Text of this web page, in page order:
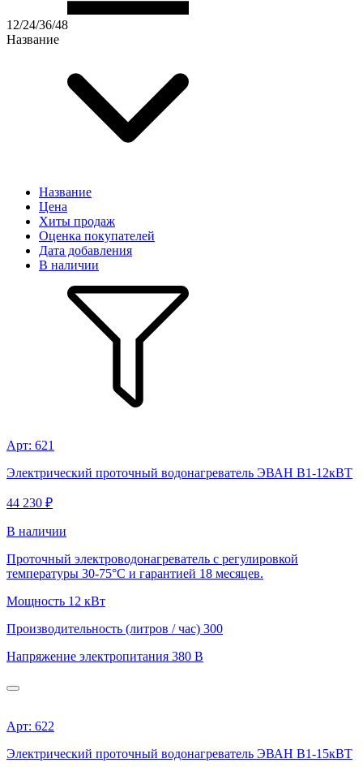
12/24/36/48
Название
Название
Цена
Хиты продаж
Оценка покупателей
Дата добавления
В наличии
Арт: 621
Электрический проточный водонагреватель ЭВАН В1-12кВТ
44 230 ₽
В наличии
Проточный электроводонагреватель с регулировкой
температуры 30-75°С и гарантией 18 месяцев.
Мощность 12 кВт
Производительность (литров / час) 300
Напряжение электропитания 380 В
Арт: 622
Электрический проточный водонагреватель ЭВАН В1-15кВТ